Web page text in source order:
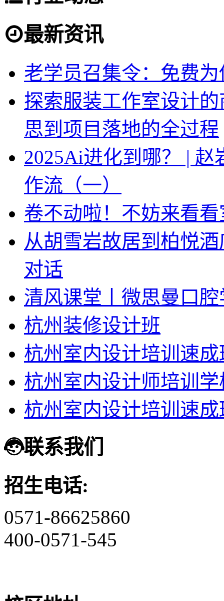
最新资讯
老学员召集令：免费
探索服装工作室设计
思到项目落地的全过程
2025Ai进化到哪？ |
作流（一）
卷不动啦！不妨来看
从胡雪岩故居到柏悦
对话
清风课堂丨微思曼口
杭州装修设计班
杭州室内设计培训速成
杭州室内设计师培训
杭州室内设计培训速成
联系我们
招生电话:
0571-86625860
400-0571-545